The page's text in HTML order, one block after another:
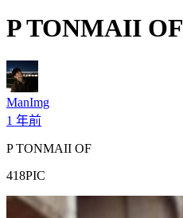
P TONMAII OF
ManImg
1 年前
P TONMAII OF
418PIC